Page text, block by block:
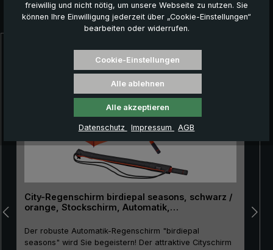
Das könnte Ihnen auch gefallen:
City-Regenschirm birdiepal seasons, schwarz /
orange, Stockschirm, Automatik,
Der robuste Automatik-Regenschirm "birdiepal
seasons" wird Sie begeistern! Der attraktive Cityschirm
freiwillig und nicht nötig, um unsere Webseite zu nutzen. Sie
können Ihre Einwilligung jederzeit über „Cookie-Einstellungen“
bearbeiten oder widerrufen.
Cookie-Einstellungen
Alle ablehnen
Alle akzeptieren
Datenschutz Impressum AGB